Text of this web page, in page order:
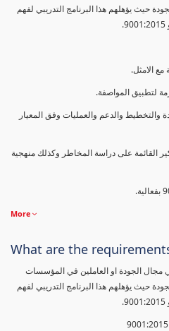
حيث يؤهلهم هذا البرنامج التدريبي لفهم
الامثل.
لتطبيق المواصفة.
والتخطيط والدعم والعمليات وفق المعيار
القائمة على دراسة المخاطر وكذلك منهجية
More
What are the
الجودة او العاملين في المؤسسات
حيث يؤهلهم هذا البرنامج التدريبي لفهم